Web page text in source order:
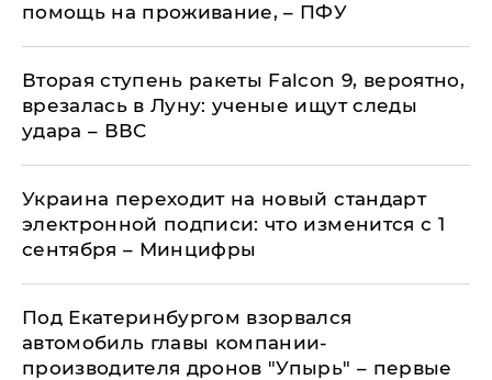
помощь на проживание, – ПФУ
Вторая ступень ракеты Falcon 9, вероятно,
врезалась в Луну: ученые ищут следы
удара – ВВС
Украина переходит на новый стандарт
электронной подписи: что изменится с 1
сентября – Минцифры
Под Екатеринбургом взорвался
автомобиль главы компании-
производителя дронов "Упырь" – первые